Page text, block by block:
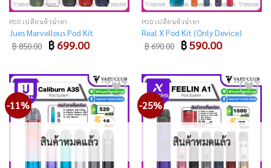
POD เปลี่ยนหัวน้ำยา
Jues Marvellous Pod Kit
฿850.00 Original
price
฿ 699.00Current
price
POD เปลี่ยนหัวน้ำยา
Real X Pod Kit (Only Device)
฿690.00 Original
price
฿590.00Current
price
-11%
Add
to
wishlist
สินค้าหมดแล้ว
-25%
Add
to
wishlist
สินค้าหมดแล้ว